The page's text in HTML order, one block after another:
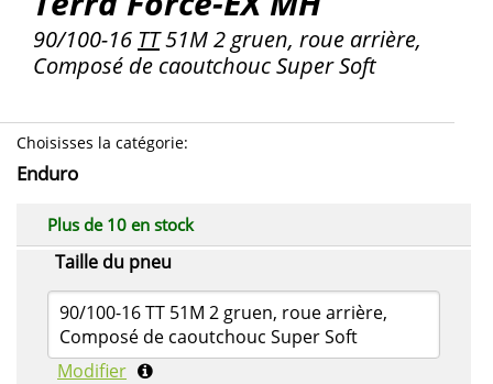
90/100-16 TT51M 2 gruen, roue arrière,
Composé de caoutchouc Super Soft
Choisisses la catégorie:
Enduro
Taille du pneu
90/100-16 TT 51M 2 gruen, roue arrière,
Composé de caoutchouc Super Soft
Modifier
Plus de 10 en stock